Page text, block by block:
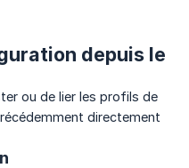
depuis le
ou de lier les profils de
directement